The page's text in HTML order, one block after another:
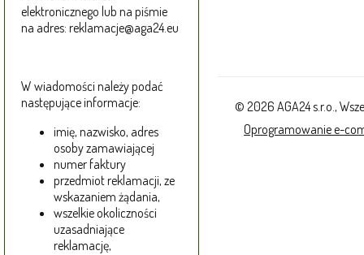
elektronicznego lub na piśmie
na adres: reklamacje@aga24.eu
W wiadomości należy podać
następujące informacje:
imię, nazwisko, adres
osoby zamawiającej
numer faktury
przedmiot reklamacji, ze
wskazaniem żądania,
wszelkie okoliczności
uzasadniające
reklamację,
© 2026 AGA24 s.r.o.,
Oprogramowanie e-